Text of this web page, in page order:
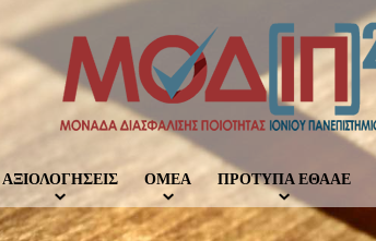
ΑΞΙΟΛΟΓΗΣΕΙΣ ΟΜΕΑ ΠΡΟΤΥΠΑ ΕΘΑΑΕ